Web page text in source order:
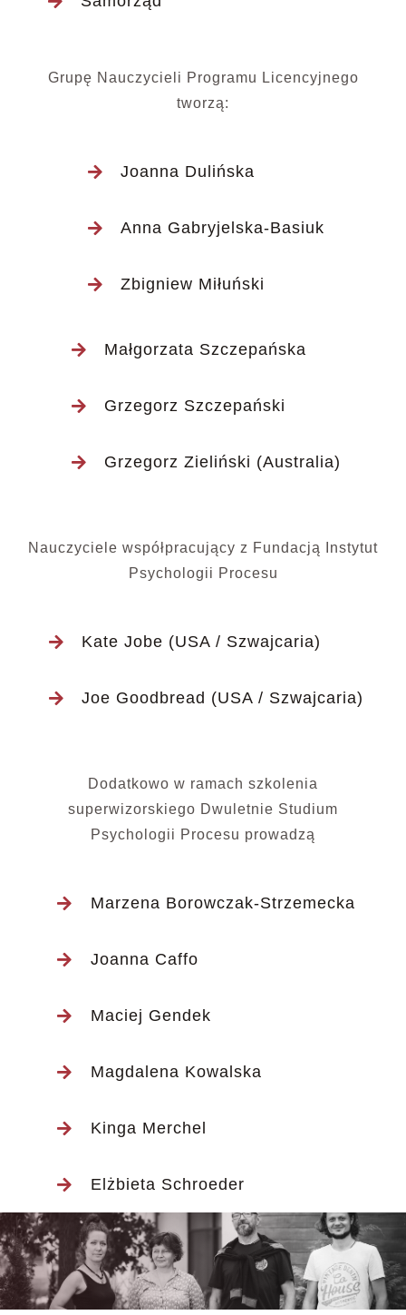
Grupę Nauczycieli Programu Licencyjnego
tworzą:
Joanna Dulińska
Anna Gabryjelska-Basiuk
Zbigniew Miłuński
Małgorzata Szczepańska
Grzegorz Szczepański
Grzegorz Zieliński (Australia)
Nauczyciele współpracujący z Fundacją Instytut
Psychologii Procesu
Kate Jobe (USA / Szwajcaria)
Joe Goodbread (USA / Szwajcaria)
Dodatkowo w ramach szkolenia
superwizorskiego Dwuletnie Studium
Psychologii Procesu prowadzą
Marzena Borowczak-Strzemecka
Joanna Caffo
Maciej Gendek
Magdalena Kowalska
Kinga Merchel
Elżbieta Schroeder